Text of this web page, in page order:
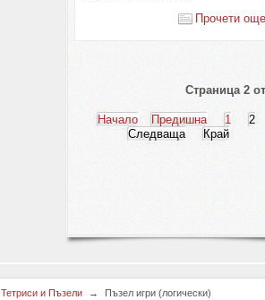
Прочети
Страница 2
Начало Предишна 1
2
Следваща
Край
Тетриси и Пъзели → Пъзел игри (логически)